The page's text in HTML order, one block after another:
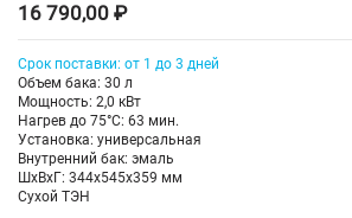
16 790,00 ₽
Срок поставки: от 1 до 3 дней
Объем бака: 30 л
Мощность: 2,0 кВт
Нагрев до 75°С: 63 мин.
Установка: универсальная
Внутренний бак: эмаль
ШхВхГ: 344х545х359 мм
Сухой ТЭН